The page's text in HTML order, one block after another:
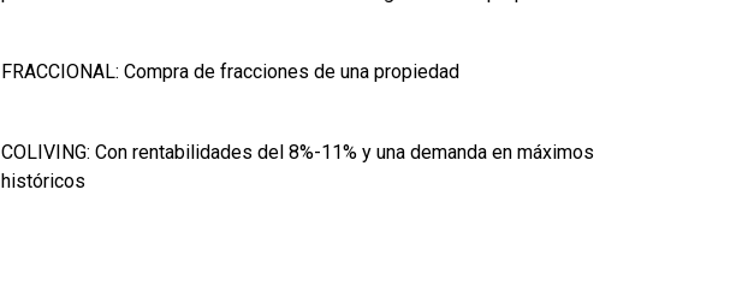
FRACCIONAL: Compra de fracciones de una propiedad
COLIVING: Con rentabilidades del 8%-11% y una demanda en máximos
históricos